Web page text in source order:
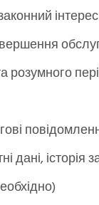
розумного
дані, історія